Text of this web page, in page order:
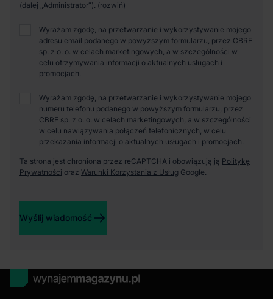
(dalej „Administrator”).
Wyrażam zgodę, na przetwarzanie i wykorzystywanie mojego
adresu email podanego w powyższym formularzu, przez CBRE
sp. z o. o. w celach marketingowych, a w szczególności w
celu otrzymywania informacji o aktualnych usługach i
promocjach.
Wyrażam zgodę, na przetwarzanie i wykorzystywanie mojego
numeru telefonu podanego w powyższym formularzu, przez
CBRE sp. z o. o. w celach marketingowych, a w szczególności
w celu nawiązywania połączeń telefonicznych, w celu
przekazania informacji o aktualnych usługach i promocjach.
Ta strona jest chroniona przez reCAPTCHA i obowiązują ją Politykę
Prywatności oraz Warunki Korzystania z Usług Google.
Wyślij wiadomość